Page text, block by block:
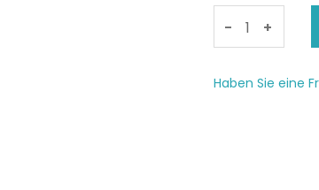
- +
Haben Sie eine